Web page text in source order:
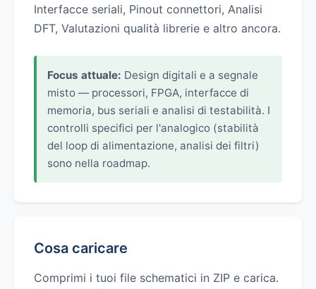
Interfacce seriali, Pinout connettori, Analisi
DFT, Valutazioni qualità librerie e altro ancora.
Focus attuale: Design digitali e a segnale
misto — processori, FPGA, interfacce di
memoria, bus seriali e analisi di testabilità. I
controlli specifici per l'analogico (stabilità
del loop di alimentazione, analisi dei filtri)
sono nella roadmap.
Cosa caricare
Comprimi i tuoi file schematici in ZIP e carica.